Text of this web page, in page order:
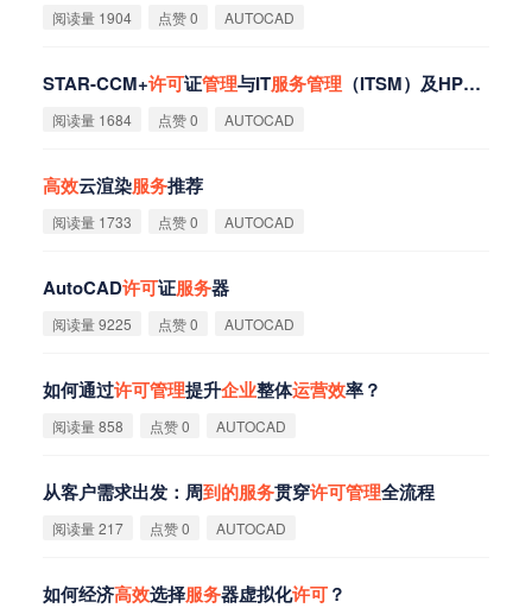
阅读量 1904 点赞 0 AUTOCAD
STAR-CCM+许可证管理与IT服务管理 （ITSM）及HPC 运
阅读量 1684 点赞 0 AUTOCAD
高效云渲染服务推荐
阅读量 1733 点赞 0 AUTOCAD
AutoCAD许可证服务器
阅读量 9225 点赞 0 AUTOCAD
如何通过许可管理提升企业整体运营效率？
阅读量 858 点赞 0 AUTOCAD
从客户需求出发：周到的服务贯穿许可管理全流程
阅读量 217 点赞 0 AUTOCAD
如何经济高效选择服务器虚拟化许可？